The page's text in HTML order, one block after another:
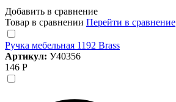
Добавить в сравнение
Товар в сравнении Перейти в сравнение
Ручка мебельная 1192 Brass
Артикул: У40356
146 Р